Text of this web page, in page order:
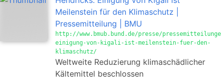
Meilenstein für den Klimaschutz |
Pressemitteilung | BMU
http://www.bmub.bund.de/presse/
einigung-von-kigali-ist-meilenstein-fuer-den-
klimaschutz/
Weltweite Reduzierung klimaschädlicher
Kältemittel beschlossen